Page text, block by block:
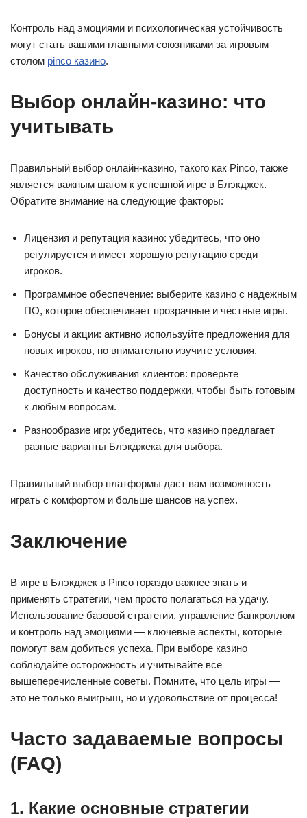
Контроль над эмоциями и психологическая устойчивость
могут стать вашими главными союзниками за игровым
столом pinco казино.
Выбор онлайн-казино: что
учитывать
Правильный выбор онлайн-казино, такого как Pinco, также
является важным шагом к успешной игре в Блэкджек.
Обратите внимание на следующие факторы:
Лицензия и репутация казино: убедитесь, что оно
регулируется и имеет хорошую репутацию среди
игроков.
Программное обеспечение: выберите казино с надежным
ПО, которое обеспечивает прозрачные и честные игры.
Бонусы и акции: активно используйте предложения для
новых игроков, но внимательно изучите условия.
Качество обслуживания клиентов: проверьте
доступность и качество поддержки, чтобы быть готовым
к любым вопросам.
Разнообразие игр: убедитесь, что казино предлагает
разные варианты Блэкджека для выбора.
Правильный выбор платформы даст вам возможность
играть с комфортом и больше шансов на успех.
Заключение
В игре в Блэкджек в Pinco гораздо важнее знать и
применять стратегии, чем просто полагаться на удачу.
Использование базовой стратегии, управление банкроллом
и контроль над эмоциями — ключевые аспекты, которые
помогут вам добиться успеха. При выборе казино
соблюдайте осторожность и учитывайте все
вышеперечисленные советы. Помните, что цель игры —
это не только выигрыш, но и удовольствие от процесса!
Часто задаваемые вопросы
(FAQ)
1. Какие основные стратегии